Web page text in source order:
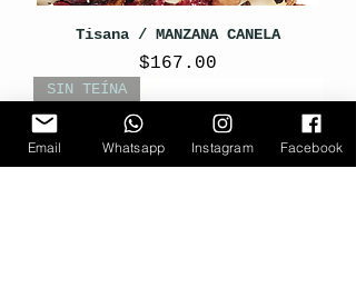
Tisana / MANZANA CANELA
Precio
$167.00
SIN TEÍNA
Email Whatsapp Instagram Facebook